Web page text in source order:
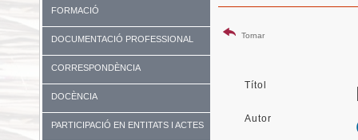
FORMACIÓ
DOCUMENTACIÓ PROFESSIONAL
CORRESPONDÈNCIA
DOCÈNCIA
PARTICIPACIÓ EN ENTITATS I ACTES
Tornar
Títol
Autor